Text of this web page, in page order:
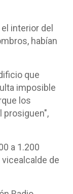
interior del
habían
que
imposible
los
prosiguen",
a 1.200
de